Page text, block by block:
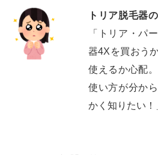
トリア脱毛器
「トリア・パ
器4Xを買おう
使えるか心配
使い方が分か
かく知りたい！